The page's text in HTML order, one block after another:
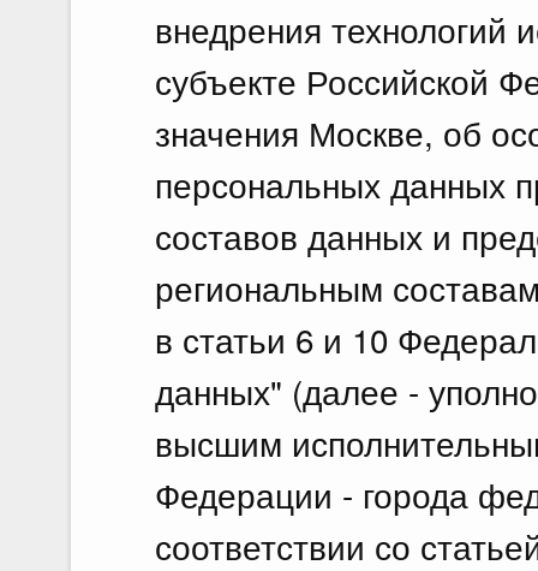
внедрения технологий
субъекте Российской
значения Москве, об
персональных данных
составов данных и
региональным
в статьи 6 и 10
данных" (далее -
высшим
Федерации - города
соответствии со